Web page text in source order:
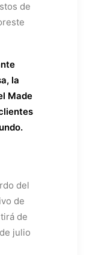
de
la
Made
del
de
de
julio